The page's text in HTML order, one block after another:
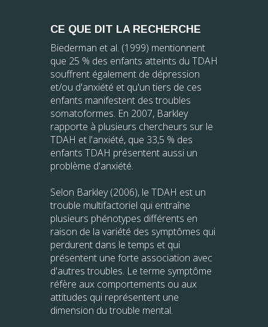
CE QUE DIT LA RECHERCHE
Biederman et al. (1999) mentionnent
que 25 % des enfants atteints du TDAH
souffrent également de dépression
et/ou d'anxiété et qu'un tiers de ces
enfants manifestent des troubles
somatoformes. En 2007, Barkley
rapporte à plusieurs chercheurs sur le
TDAH et l'anxiété, que 33,5 % des
enfants TDAH présentent aussi un
problème d'anxiété.
Selon Barkley (2006), le TDAH est un
trouble multifactoriel qui entraîne
plusieurs phénotypes différents en
raison de la variété des symptômes qui
perdurent dans le temps et qui
présentent une forte association avec
d'autres troubles. Le terme symptôme
réfère aux comportements ou aux
attitudes qui représentent une
dimension du trouble mental.